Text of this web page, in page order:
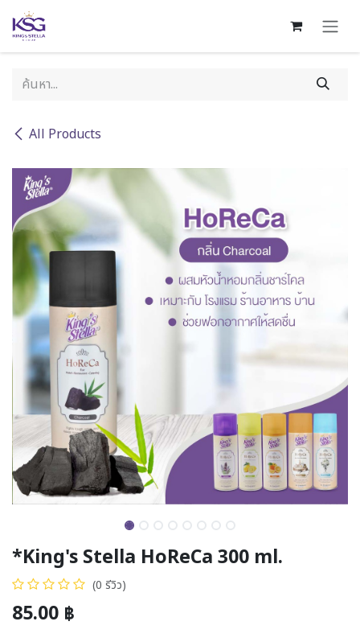
Skip to Content
All Products
*King's Stella HoReCa 300 ml.
(0 รีวิว)
85.00 ฿